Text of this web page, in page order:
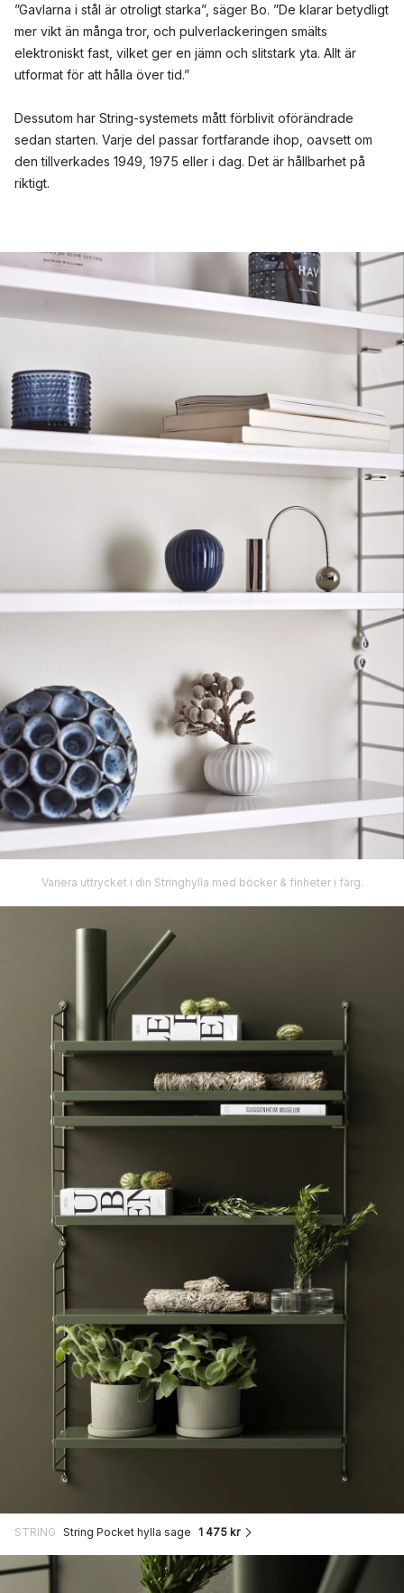
”Gavlarna i stål är otroligt starka”, säger Bo. ”De klarar betydligt
mer vikt än många tror, och pulverlackeringen smälts
elektroniskt fast, vilket ger en jämn och slitstark yta. Allt är
utformat för att hålla över tid.”
Dessutom har String-systemets mått förblivit oförändrade
sedan starten. Varje del passar fortfarande ihop, oavsett om
den tillverkades 1949, 1975 eller i dag. Det är hållbarhet på
riktigt.
Variera uttrycket i din Stringhylla med böcker & finheter i färg.
STRING String Pocket hylla sage 1 475 kr